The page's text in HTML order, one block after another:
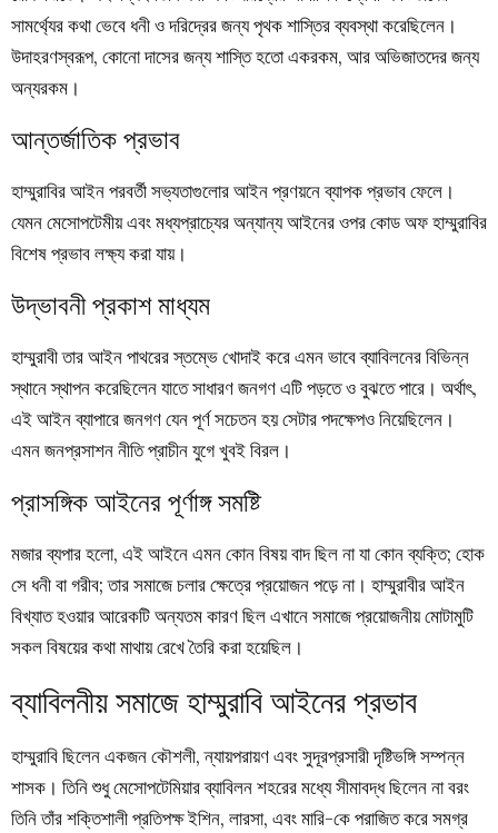
সামর্থ্যের কথা ভেবে ধনী ও দরিদ্রের জন্য পৃথক শাস্তির ব্যবস্থা করেছিলেন।
উদাহরণস্বরূপ, কোনো দাসের জন্য শাস্তি হতো একরকম, আর অভিজাতদের জন্য
অন্যরকম।
আন্তর্জাতিক প্রভাব
হাম্মুরাবির আইন পরবর্তী সভ্যতাগুলোর আইন প্রণয়নে ব্যাপক প্রভাব ফেলে।
যেমন মেসোপটেমীয় এবং মধ্যপ্রাচ্যের অন্যান্য আইনের ওপর কোড অফ হাম্মুরাবির
বিশেষ প্রভাব লক্ষ্য করা যায়।
উদ্ভাবনী প্রকাশ মাধ্যম
হাম্মুরাবী তার আইন পাথরের স্তম্ভে খোদাই করে এমন ভাবে ব্যাবিলনের বিভিন্ন
স্থানে স্থাপন করেছিলেন যাতে সাধারণ জনগণ এটি পড়তে ও বুঝতে পারে। অর্থাৎ,
এই আইন ব্যাপারে জনগণ যেন পূর্ণ সচেতন হয় সেটার পদক্ষেপও নিয়েছিলেন।
এমন জনপ্রসাশন নীতি প্রাচীন যুগে খুবই বিরল।
প্রাসঙ্গিক আইনের পূর্ণাঙ্গ সমষ্টি
মজার ব্যপার হলো, এই আইনে এমন কোন বিষয় বাদ ছিল না যা কোন ব্যক্তি; হোক
সে ধনী বা গরীব; তার সমাজে চলার ক্ষেত্রে প্রয়োজন পড়ে না। হাম্মুরাবীর আইন
বিখ্যাত হওয়ার আরেকটি অন্যতম কারণ ছিল এখানে সমাজে প্রয়োজনীয় মোটামুটি
সকল বিষয়ের কথা মাথায় রেখে তৈরি করা হয়েছিল।
ব্যাবিলনীয় সমাজে হাম্মুরাবি আইনের প্রভাব
হাম্মুরাবি ছিলেন একজন কৌশলী, ন্যায়পরায়ণ এবং সুদূরপ্রসারী দৃষ্টিভঙ্গি সম্পন্ন
শাসক। তিনি শুধু মেসোপটেমিয়ার ব্যাবিলন শহরের মধ্যে সীমাবদ্ধ ছিলেন না বরং
তিনি তাঁর শক্তিশালী প্রতিপক্ষ ইশিন, লারসা, এবং মারি-কে পরাজিত করে সমগ্র